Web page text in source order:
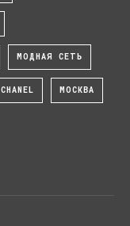
МОДНАЯ СЕТЬ
CHANEL МОСКВА